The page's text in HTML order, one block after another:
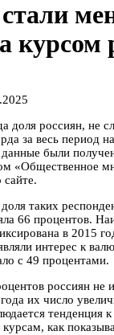
курсом
доля россиян, не
за весь период
были
«Общественное
сайте.
таких
66 процентов.
в 2015
интерес к
с 49 процентами.
россиян не
их число
тенденция
курсам, как